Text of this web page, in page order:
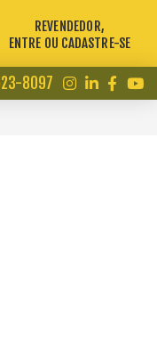
REVENDEDOR,
ENTRE OU CADASTRE-SE
8097